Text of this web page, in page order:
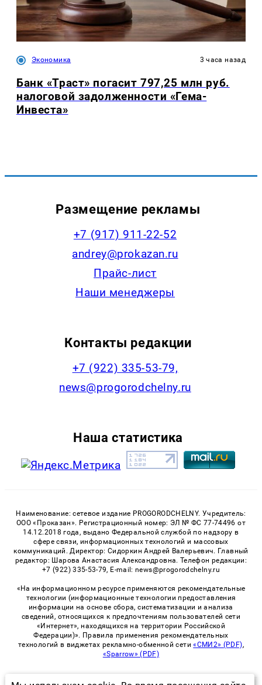
Экономика 3 часа назад
Банк «Траст» погасит 797,25 млн руб.
налоговой задолженности «Гема-
Инвеста»
Размещение рекламы
+7 (917) 911-22-52
andrey@prokazan.ru
Прайс-лист
Наши менеджеры
Контакты редакции
+7 (922) 335-53-79,
news@progorodchelny.ru
Наша статистика
Наименование: сетевое издание PROGORODCHELNY. Учредитель:
ООО «Проказан». Регистрационный номер: ЭЛ № ФС 77-74496 от
14.12.2018 года, выдано Федеральной службой по надзору в
сфере связи, информационных технологий и массовых
коммуникаций. Директор: Сидоркин Андрей Валерьевич. Главный
редактор: Шарова Анастасия Александровна. Телефон редакции:
+7 (922) 335-53-79, E-mail: news@progorodchelny.ru
«На информационном ресурсе применяются рекомендательные
технологии (информационные технологии предоставления
информации на основе сбора, систематизации и анализа
сведений, относящихся к предпочтениям пользователей сети
«Интернет», находящихся на территории Российской
Федерации)». Правила применения рекомендательных
технологий в виджетах рекламно-обменной сети«СМИ2» (PDF),
«Sparrow» (PDF)